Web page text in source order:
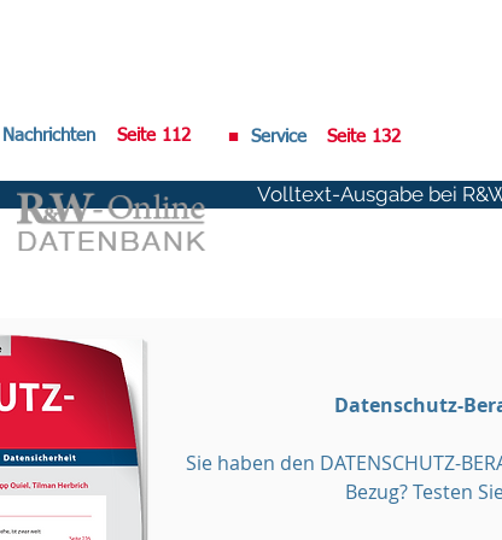
Nachrichten Seite 112 ■ Service Seite 132
Volltext-Ausgabe bei
Datenschutz-
Sie haben den DATENSCHUTZ-
Bezug? Testen